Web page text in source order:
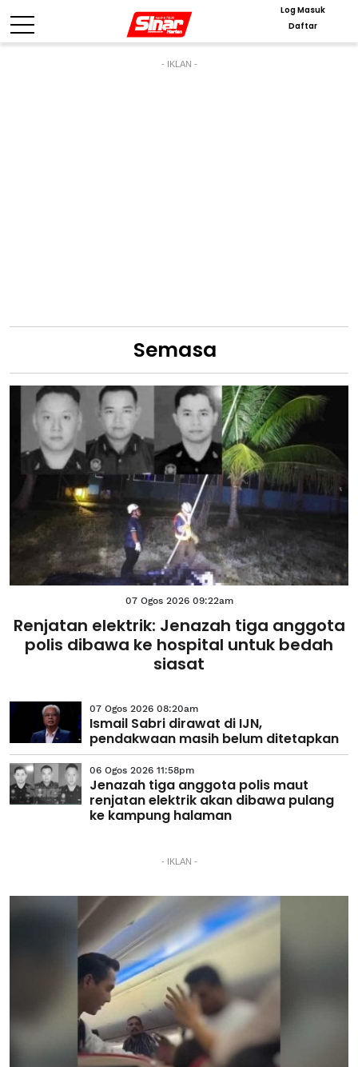
Log Masuk
Daftar
- IKLAN -
Semasa
07 Ogos 2026 09:22am
Renjatan elektrik: Jenazah tiga anggota
polis dibawa ke hospital untuk bedah
siasat
07 Ogos 2026 08:20am
Ismail Sabri dirawat di IJN,
pendakwaan masih belum ditetapkan
06 Ogos 2026 11:58pm
Jenazah tiga anggota polis maut
renjatan elektrik akan dibawa pulang
ke kampung halaman
- IKLAN -